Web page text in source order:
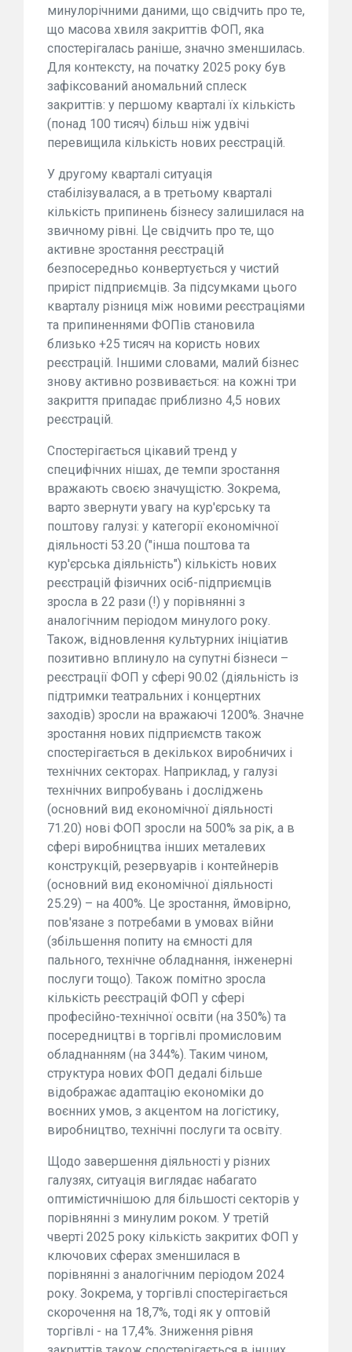
минулорічними даними, що свідчить про те,
що масова хвиля закриттів ФОП, яка
спостерігалась раніше, значно зменшилась.
Для контексту, на початку 2025 року був
зафіксований аномальний сплеск
закриттів: у першому кварталі їх кількість
(понад 100 тисяч) більш ніж удвічі
перевищила кількість нових реєстрацій.
У другому кварталі ситуація
стабілізувалася, а в третьому кварталі
кількість припинень бізнесу залишилася на
звичному рівні. Це свідчить про те, що
активне зростання реєстрацій
безпосередньо конвертується у чистий
приріст підприємців. За підсумками цього
кварталу різниця між новими реєстраціями
та припиненнями ФОПів становила
близько +25 тисяч на користь нових
реєстрацій. Іншими словами, малий бізнес
знову активно розвивається: на кожні три
закриття припадає приблизно 4,5 нових
реєстрацій.
Спостерігається цікавий тренд у
специфічних нішах, де темпи зростання
вражають своєю значущістю. Зокрема,
варто звернути увагу на кур'єрську та
поштову галузі: у категорії економічної
діяльності 53.20 ("інша поштова та
кур'єрська діяльність") кількість нових
реєстрацій фізичних осіб-підприємців
зросла в 22 рази (!) у порівнянні з
аналогічним періодом минулого року.
Також, відновлення культурних ініціатив
позитивно вплинуло на супутні бізнеси –
реєстрації ФОП у сфері 90.02 (діяльність із
підтримки театральних і концертних
заходів) зросли на вражаючі 1200%. Значне
зростання нових підприємств також
спостерігається в декількох виробничих і
технічних секторах. Наприклад, у галузі
технічних випробувань і досліджень
(основний вид економічної діяльності
71.20) нові ФОП зросли на 500% за рік, а в
сфері виробництва інших металевих
конструкцій, резервуарів і контейнерів
(основний вид економічної діяльності
25.29) – на 400%. Це зростання, ймовірно,
пов'язане з потребами в умовах війни
(збільшення попиту на ємності для
пального, технічне обладнання, інженерні
послуги тощо). Також помітно зросла
кількість реєстрацій ФОП у сфері
професійно-технічної освіти (на 350%) та
посередництві в торгівлі промисловим
обладнанням (на 344%). Таким чином,
структура нових ФОП дедалі більше
відображає адаптацію економіки до
воєнних умов, з акцентом на логістику,
виробництво, технічні послуги та освіту.
Щодо завершення діяльності у різних
галузях, ситуація виглядає набагато
оптимістичнішою для більшості секторів у
порівнянні з минулим роком. У третій
чверті 2025 року кількість закритих ФОП у
ключових сферах зменшилася в
порівнянні з аналогічним періодом 2024
року. Зокрема, у торгівлі спостерігається
скорочення на 18,7%, тоді як у оптовій
торгівлі - на 17,4%. Зниження рівня